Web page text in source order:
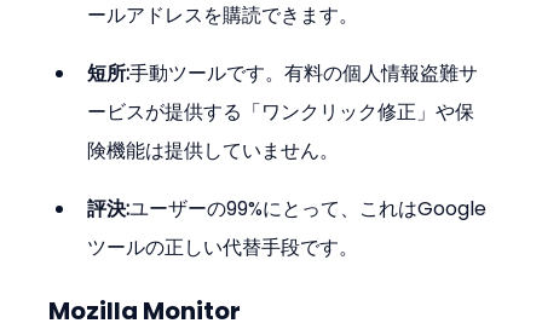
ールアドレスを購読できます。
短所:手動ツールです。有料の個人情報盗難サ
ービスが提供する「ワンクリック修正」や保
険機能は提供していません。
評決:ユーザーの99%にとって、これはGoogle
ツールの正しい代替手段です。
Mozilla Monitor